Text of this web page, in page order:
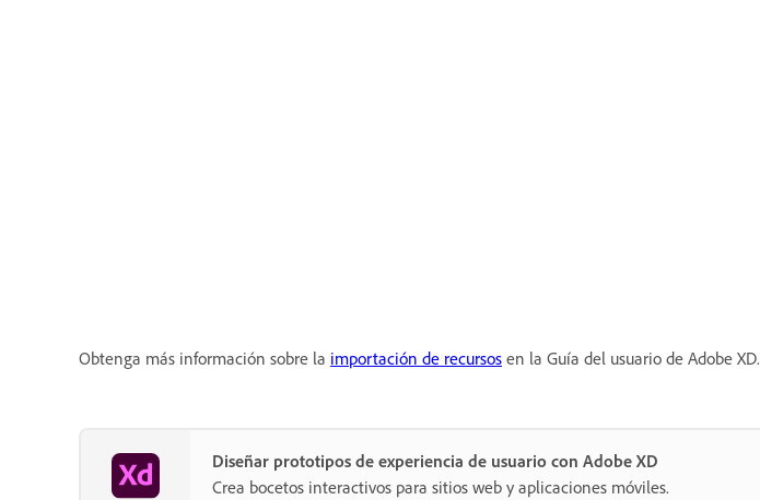
Obtenga más información sobre la importación de recursos en la Guía del usuario de Adobe XD.
Diseñar prototipos de experiencia de usuario con Adobe XD
Crea bocetos interactivos para sitios web y aplicaciones móviles.